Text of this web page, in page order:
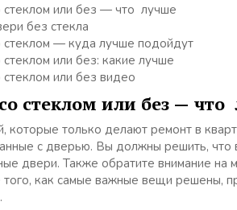
или без — что лучше
без стекла
— куда лучше подойдут
или без: какие лучше
или без видео
стеклом или без — что
только делают ремонт в
с дверью. Вы должны решить, что
двери. Также обратите внимание на
того, как самые важные вещи решены,